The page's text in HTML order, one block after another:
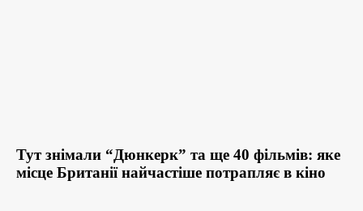
Тут знімали “Дюнкерк” та ще 40 фільмів: яке
місце Британії найчастіше потрапляє в кіно